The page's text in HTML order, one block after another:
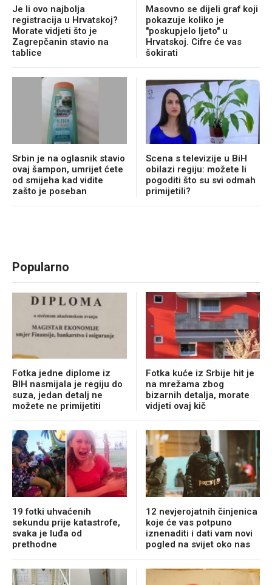
Je li ovo najbolja
registracija u Hrvatskoj?
Morate vidjeti što je
Zagrepčanin stavio na
tablice
Masovno se dijeli graf koji
pokazuje koliko je
"poskupjelo ljeto" u
Hrvatskoj. Cifre će vas
šokirati
Srbin je na oglasnik stavio
ovaj šampon, umrijet ćete
od smijeha kad vidite
zašto je poseban
Scena s televizije u BiH
obilazi regiju: možete li
pogoditi što su svi odmah
primijetili?
Popularno
Fotka jedne diplome iz
BIH nasmijala je regiju do
suza, jedan detalj ne
možete ne primijetiti
Fotka kuće iz Srbije hit je
na mrežama zbog
bizarnih detalja, morate
vidjeti ovaj kič
19 fotki uhvaćenih
sekundu prije katastrofe,
svaka je luđa od
prethodne
12 nevjerojatnih činjenica
koje će vas potpuno
iznenaditi i dati vam novi
pogled na svijet oko nas